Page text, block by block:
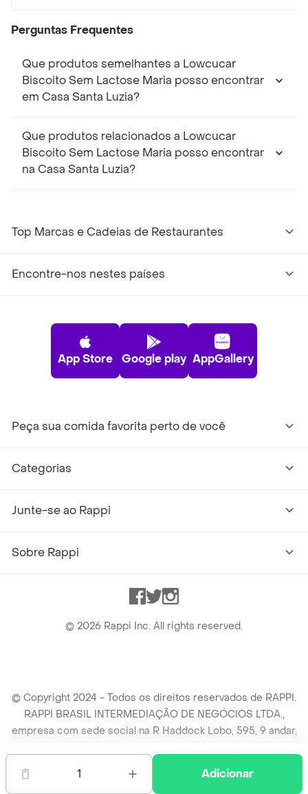
1 Adicionar
Perguntas Frequentes
Que produtos semelhantes a Lowcucar
Biscoito Sem Lactose Maria posso encontrar
em Casa Santa Luzia?
Que produtos relacionados a Lowcucar
Biscoito Sem Lactose Maria posso encontrar
na Casa Santa Luzia?
Top Marcas e Cadeias de Restaurantes
Encontre-nos nestes países
App Store Google play AppGallery
Peça sua comida favorita perto de você
Categorias
Junte-se ao Rappi
Sobre Rappi
Facebook
TwitterInstagram
© 2026 Rappi Inc. All rights reserved.
© Copyright 2024 - Todos os direitos reservados de RAPPI.
RAPPI BRASIL INTERMEDIAÇÃO DE NEGÓCIOS LTDA.,
empresa com sede social na R Haddock Lobo, 595, 9 andar,